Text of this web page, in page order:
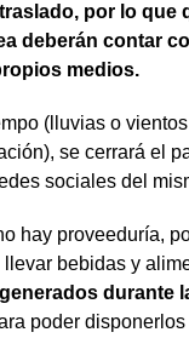
por lo que
deberán contar
medios.
(lluvias o
se cerrará el
sociales del
hay proveeduría,
bebidas y
durante
poder